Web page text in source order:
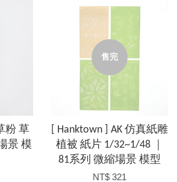
粉 草
景 模
售完
[ Hanktown ] AK 仿真紙雕
植被 紙片 1/32~1/48 ｜
81系列 微縮場景 模型
NT$ 321